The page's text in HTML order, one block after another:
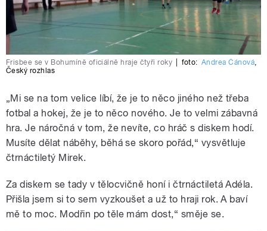
Frisbee se v Bohumíně oficiálně hraje čtyři roky foto: Andrea Čánová,
Český rozhlas
„Mi se na tom velice líbí, že je to něco jiného než třeba
fotbal a hokej, že je to něco nového. Je to velmi zábavná
hra. Je náročná v tom, že nevíte, co hráč s diskem hodí.
Musíte dělat náběhy, běhá se skoro pořád,“ vysvětluje
čtrnáctiletý Mirek.
Za diskem se tady v tělocvičně honí i čtrnáctiletá Adéla.
Přišla jsem si to sem vyzkoušet a už to hraji rok. A baví
mě to moc. Modřin po těle mám dost,“ směje se.